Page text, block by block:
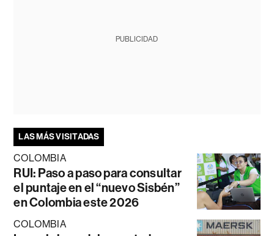
PUBLICIDAD
LAS MÁS VISITADAS
COLOMBIA
RUI: Paso a paso para consultar
el puntaje en el “nuevo Sisbén”
en Colombia este 2026
COLOMBIA